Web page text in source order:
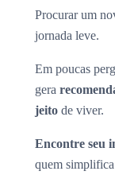
Procurar um
jornada leve.
Em poucas
gera
jeito de viver.
Encontre seu
quem